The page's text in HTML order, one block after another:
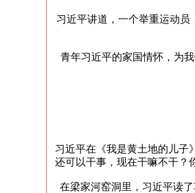
习近平讲道，一个举重运动
青年习近平的家国情怀，为
习近平在《我是黄土地的儿子
还可以干事，现在干嘛不干？
在梁家河窑洞里，习近平读